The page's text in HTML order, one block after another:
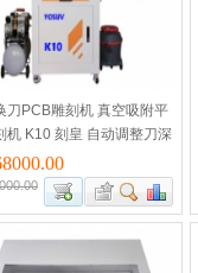
刀PCB雕刻机 真空吸附平
机 K10 刻皇 自动调整刀深